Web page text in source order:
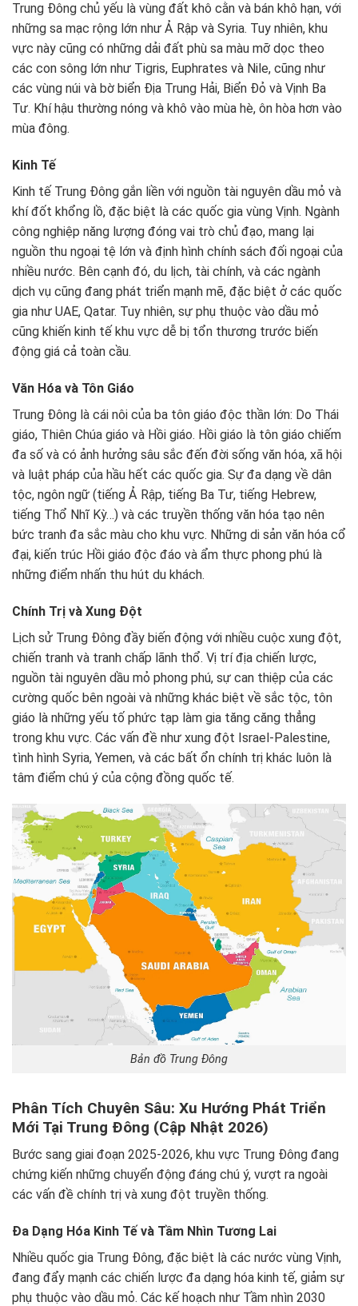
Trung Đông chủ yếu là vùng đất khô cằn và bán khô hạn, với
những sa mạc rộng lớn như Ả Rập và Syria. Tuy nhiên, khu
vực này cũng có những dải đất phù sa màu mỡ dọc theo
các con sông lớn như Tigris, Euphrates và Nile, cũng như
các vùng núi và bờ biển Địa Trung Hải, Biển Đỏ và Vịnh Ba
Tư. Khí hậu thường nóng và khô vào mùa hè, ôn hòa hơn vào
mùa đông.
Kinh Tế
Kinh tế Trung Đông gắn liền với nguồn tài nguyên dầu mỏ và
khí đốt khổng lồ, đặc biệt là các quốc gia vùng Vịnh. Ngành
công nghiệp năng lượng đóng vai trò chủ đạo, mang lại
nguồn thu ngoại tệ lớn và định hình chính sách đối ngoại của
nhiều nước. Bên cạnh đó, du lịch, tài chính, và các ngành
dịch vụ cũng đang phát triển mạnh mẽ, đặc biệt ở các quốc
gia như UAE, Qatar. Tuy nhiên, sự phụ thuộc vào dầu mỏ
cũng khiến kinh tế khu vực dễ bị tổn thương trước biến
động giá cả toàn cầu.
Văn Hóa và Tôn Giáo
Trung Đông là cái nôi của ba tôn giáo độc thần lớn: Do Thái
giáo, Thiên Chúa giáo và Hồi giáo. Hồi giáo là tôn giáo chiếm
đa số và có ảnh hưởng sâu sắc đến đời sống văn hóa, xã hội
và luật pháp của hầu hết các quốc gia. Sự đa dạng về dân
tộc, ngôn ngữ (tiếng Ả Rập, tiếng Ba Tư, tiếng Hebrew,
tiếng Thổ Nhĩ Kỳ…) và các truyền thống văn hóa tạo nên
bức tranh đa sắc màu cho khu vực. Những di sản văn hóa cổ
đại, kiến trúc Hồi giáo độc đáo và ẩm thực phong phú là
những điểm nhấn thu hút du khách.
Chính Trị và Xung Đột
Lịch sử Trung Đông đầy biến động với nhiều cuộc xung đột,
chiến tranh và tranh chấp lãnh thổ. Vị trí địa chiến lược,
nguồn tài nguyên dầu mỏ phong phú, sự can thiệp của các
cường quốc bên ngoài và những khác biệt về sắc tộc, tôn
giáo là những yếu tố phức tạp làm gia tăng căng thẳng
trong khu vực. Các vấn đề như xung đột Israel-Palestine,
tình hình Syria, Yemen, và các bất ổn chính trị khác luôn là
tâm điểm chú ý của cộng đồng quốc tế.
Bản đồ Trung Đông
Phân Tích Chuyên Sâu: Xu Hướng Phát Triển
Mới Tại Trung Đông (Cập Nhật 2026)
Bước sang giai đoạn 2025-2026, khu vực Trung Đông đang
chứng kiến những chuyển động đáng chú ý, vượt ra ngoài
các vấn đề chính trị và xung đột truyền thống.
Đa Dạng Hóa Kinh Tế và Tầm Nhìn Tương Lai
Nhiều quốc gia Trung Đông, đặc biệt là các nước vùng Vịnh,
đang đẩy mạnh các chiến lược đa dạng hóa kinh tế, giảm sự
phụ thuộc vào dầu mỏ. Các kế hoạch như Tầm nhìn 2030